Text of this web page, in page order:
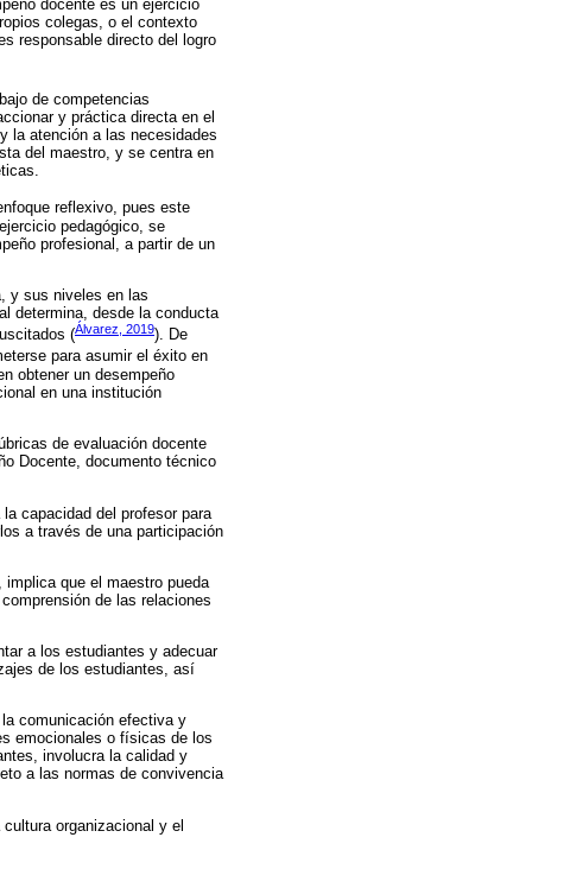
docente es un ejercicio
colegas, o el contexto
responsable directo del logro
de competencias
y práctica directa en el
la atención a las necesidades
del maestro, y se centra en
reflexivo, pues este
pedagógico, se
profesional, a partir de un
y sus niveles en las
determina, desde la conducta
(Álvarez, 2019). De
para asumir el éxito en
obtener un desempeño
en una institución
de evaluación docente
Docente, documento técnico
capacidad del profesor para
a través de una participación
implica que el maestro pueda
de las relaciones
a los estudiantes y adecuar
de los estudiantes, así
comunicación efectiva y
emocionales o físicas de los
involucra la calidad y
a las normas de convivencia
organizacional y el